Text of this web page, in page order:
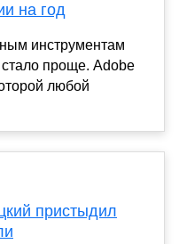
на год
инструментам
проще. Adobe
любой
пристыдил